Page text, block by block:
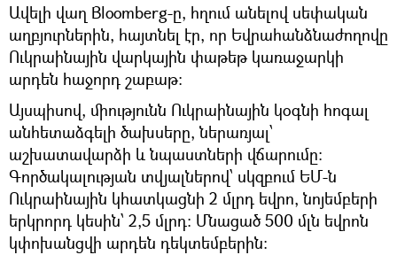
Ավելի վաղ Bloomberg-ը, հղում անելով սեփական
աղբյուրներին, հայտնել էր, որ Եվրահանձնաժողովը
Ուկրաինային վարկային փաթեթ կառաջարկի
արդեն հաջորդ շաբաթ:
Այսպիսով, միությունն Ուկրաինային կօգնի հոգալ
անհետաձգելի ծախսերը, ներառյալ՝
աշխատավարձի և նպաստների վճարումը:
Գործակալության տվյալներով՝ սկզբում ԵՄ-ն
Ուկրաինային կհատկացնի 2 մլրդ եվրո, նոյեմբերի
երկրորդ կեսին՝ 2,5 մլրդ։ Մնացած 500 մլն եվրոն
կփոխանցվի արդեն դեկտեմբերին։